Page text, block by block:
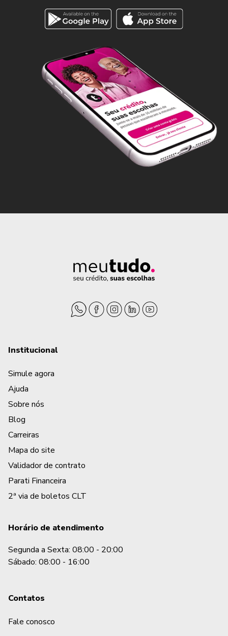
Institucional
Simule agora
Ajuda
Sobre nós
Blog
Carreiras
Mapa do site
Validador de contrato
Parati Financeira
2ª via de boletos CLT
Horário de atendimento
Segunda a Sexta: 08:00 - 20:00
Sábado: 08:00 - 16:00
Contatos
Fale conosco